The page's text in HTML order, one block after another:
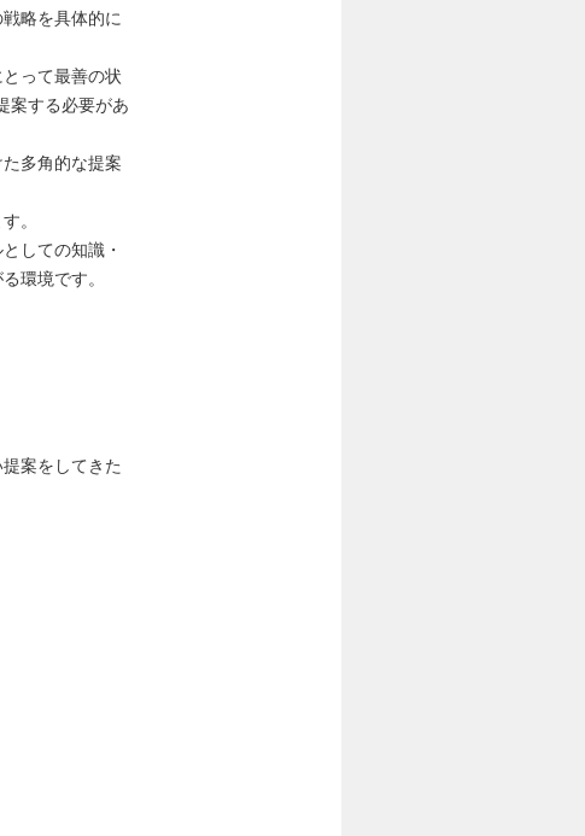
略を具体的に
って最善の状
案する必要があ
多角的な提案
。
しての知識・
環境です。
案をしてきた